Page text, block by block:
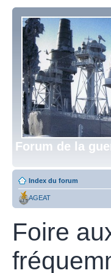
Forum de la
Index du forum
AGEAT
Foire